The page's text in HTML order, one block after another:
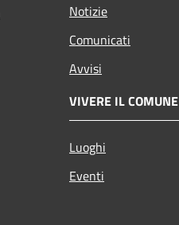
Notizie
Comunicati
Avvisi
VIVERE IL COMUNE
Luoghi
Eventi